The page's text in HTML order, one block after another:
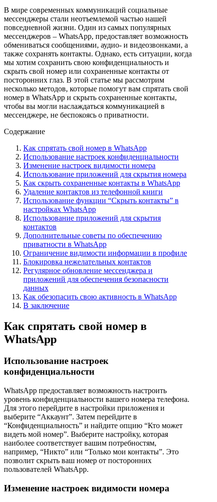
В мире современных коммуникаций социальные
мессенджеры стали неотъемлемой частью нашей
повседневной жизни. Один из самых популярных
мессенджеров – WhatsApp, предоставляет возможность
обмениваться сообщениями, аудио- и видеозвонками, а
также сохранять контакты. Однако, есть ситуации, когда
мы хотим сохранить свою конфиденциальность и
скрыть свой номер или сохраненные контакты от
посторонних глаз. В этой статье мы рассмотрим
несколько методов, которые помогут вам спрятать свой
номер в WhatsApp и скрыть сохраненные контакты,
чтобы вы могли наслаждаться коммуникацией в
мессенджере, не беспокоясь о приватности.
Содержание
Как спрятать свой номер в WhatsApp
Использование настроек конфиденциальности
Изменение настроек видимости номера
Использование приложений для скрытия номера
Как скрыть сохраненные контакты в WhatsApp
Удаление контактов из телефонной книги
Использование функции “Скрыть контакты” в
настройках WhatsApp
Использование приложений для скрытия
контактов
Дополнительные советы по обеспечению
приватности в WhatsApp
Ограничение видимости информации в профиле
Блокировка нежелательных контактов
Регулярное обновление мессенджера и
приложений для обеспечения безопасности
данных
Как обезопасить свою активность в WhatsApp
В заключение
Как спрятать свой номер в
WhatsApp
Использование настроек
конфиденциальности
WhatsApp предоставляет возможность настроить
уровень конфиденциальности вашего номера телефона.
Для этого перейдите в настройки приложения и
выберите “Аккаунт”. Затем перейдите в
“Конфиденциальность” и найдите опцию “Кто может
видеть мой номер”. Выберите настройку, которая
наиболее соответствует вашим потребностям,
например, “Никто” или “Только мои контакты”. Это
позволит скрыть ваш номер от посторонних
пользователей WhatsApp.
Изменение настроек видимости номера